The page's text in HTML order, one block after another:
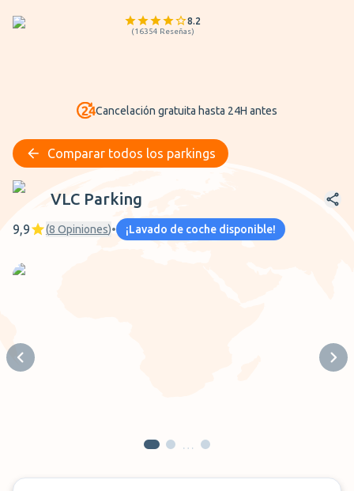
8.2
(16354 Reseñas)
Cancelación gratuita hasta 24H antes
Comparar todos los parkings
VLC Parking
VLC Parking
9,9 (8 Opiniones)• ¡Lavado de coche disponible!
Previous slide
…